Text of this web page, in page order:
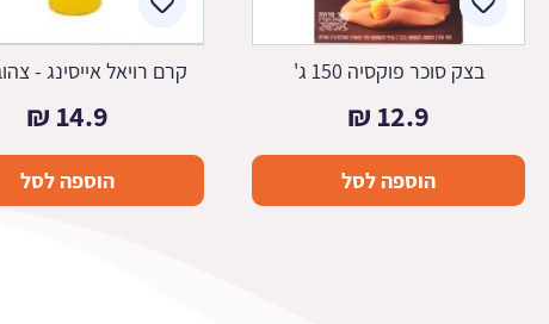
בצק סוכר פוקסיה 150 ג'
12.9
₪
הוספה לסל
קרם רויאל אייסינג -
14.9
₪
הוספה לסל